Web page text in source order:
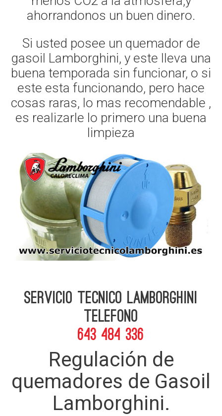
ahorrandonos un buen dinero.
Si usted posee un quemador de
gasoil Lamborghini, y este lleva una
buena temporada sin funcionar, o si
este esta funcionando, pero hace
cosas raras, lo mas recomendable ,
es realizarle lo primero una buena
limpieza
Servicio Tecnico Lamborghini
telefono
643 484 336
Regulación de
quemadores de Gasoil
Lamborghini.